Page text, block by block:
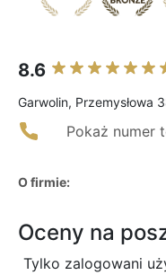
8.6
Garwolin, Przemysłowa
Pokaż numer
O firmie:
Oceny na
Tylko zalogowani